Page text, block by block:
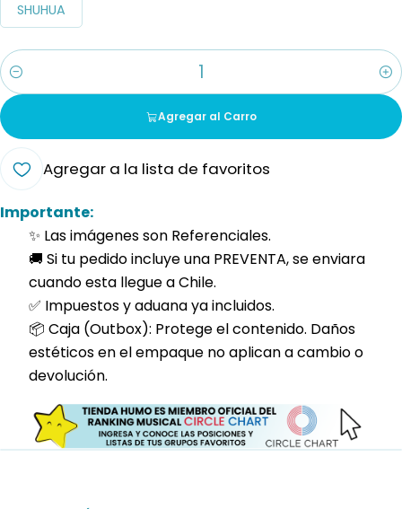
SHUHUA
Cantidad
Agregar al Carro
Agregar a la lista de favoritos
Importante:
✨ Las imágenes son Referenciales.
🚚 Si tu pedido incluye una PREVENTA, se enviara
cuando esta llegue a Chile.
✅ Impuestos y aduana ya incluidos.
📦 Caja (Outbox): Protege el contenido. Daños
estéticos en el empaque no aplican a cambio o
devolución.